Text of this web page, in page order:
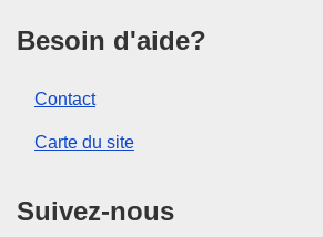
Besoin d'aide?
Contact
Carte du site
Suivez-nous